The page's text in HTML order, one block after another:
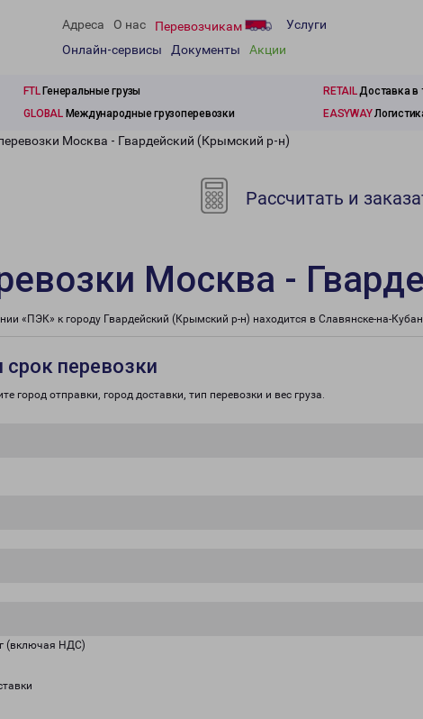
Адреса О нас Перевозчикам
Услуги
Онлайн-сервисы
Документы Акции
FTLГенеральные грузы RETAILДоставка в
GLOBALМеждународные грузоперевозки EASYWAY
Москва - Гвардейский (Крымский р-н)
Рассчитать и
Москва -
«ПЭК» к городу Гвардейский (Крымский р-н) находится в Славянске-на-
срок перевозки
город отправки, город доставки, тип перевозки и вес груза.
(включая НДС)